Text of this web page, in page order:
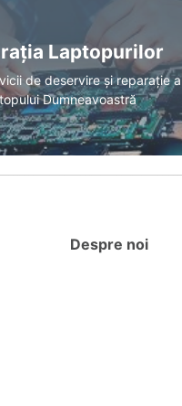
Laptopurilor
de deservire și reparație a
Dumneavoastră
Despre noi